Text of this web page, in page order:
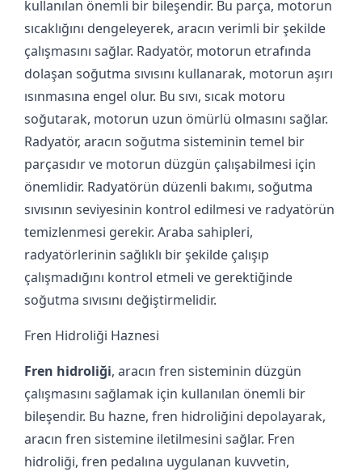
kullanılan önemli bir bileşendir. Bu parça, motorun
sıcaklığını dengeleyerek, aracın verimli bir şekilde
çalışmasını sağlar. Radyatör, motorun etrafında
dolaşan soğutma sıvısını kullanarak, motorun aşırı
ısınmasına engel olur. Bu sıvı, sıcak motoru
soğutarak, motorun uzun ömürlü olmasını sağlar.
Radyatör, aracın soğutma sisteminin temel bir
parçasıdır ve motorun düzgün çalışabilmesi için
önemlidir. Radyatörün düzenli bakımı, soğutma
sıvısının seviyesinin kontrol edilmesi ve radyatörün
temizlenmesi gerekir. Araba sahipleri,
radyatörlerinin sağlıklı bir şekilde çalışıp
çalışmadığını kontrol etmeli ve gerektiğinde
soğutma sıvısını değiştirmelidir.
Fren Hidroliği Haznesi
Fren hidroliği, aracın fren sisteminin düzgün
çalışmasını sağlamak için kullanılan önemli bir
bileşendir. Bu hazne, fren hidroliğini depolayarak,
aracın fren sistemine iletilmesini sağlar. Fren
hidroliği, fren pedalına uygulanan kuvvetin,